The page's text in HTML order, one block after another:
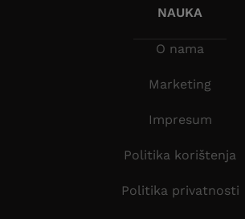
NAUKA
O nama
Marketing
Impresum
Politika korištenja
Politika privatnosti